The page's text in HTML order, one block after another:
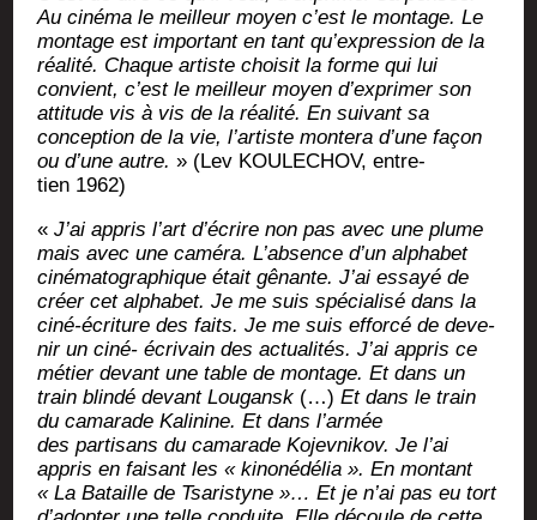
Au ciné­ma le meilleur moyen c’est le mon­tage. Le
mon­tage est impor­tant en tant qu’ex­pres­sion de la
réa­li­té. Chaque artiste choi­sit la forme qui lui
convient, c’est le meilleur moyen d’ex­pri­mer son
atti­tude vis à vis de la réa­li­té. En sui­vant sa
concep­tion de la vie, l’ar­tiste mon­te­ra d’une façon
ou d’une autre. » (Lev KOULECHOV, entre­
tien 1962)
«J’ai appris l’art d’é­crire non pas avec une plume
mais avec une camé­ra. L’ab­sence d’un alpha­bet
ciné­ma­to­gra­phique était gê­nante. J’ai essayé de
créer cet alpha­bet. Je me suis spé­cia­li­sé dans la
ciné-écri­ture des faits. Je me suis effor­cé de deve­
nir un ciné- écri­vain des actua­li­tés. J’ai appris ce
mé­tier devant une table de mon­tage. Et dans un
train blin­dé devant Lou­gansk (…)Et dans le train
du cama­rade Kali­nine. Et dans l’armée
des par­ti­sans du cama­rade Kojev­ni­kov. Je l’ai
appris en fai­sant les « kino­né­dé­lia ». En mon­tant
« La Bataille de Tsa­ris­tyne »… Et je n’ai pas eu tort